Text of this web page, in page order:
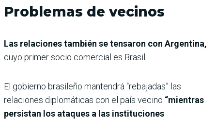
Problemas de vecinos
Las relaciones también se tensaron con Argentina,
cuyo primer socio comercial es Brasil.
El gobierno brasileño mantendrá “rebajadas” las
relaciones diplomáticas con el país vecino “mientras
persistan los ataques a las instituciones